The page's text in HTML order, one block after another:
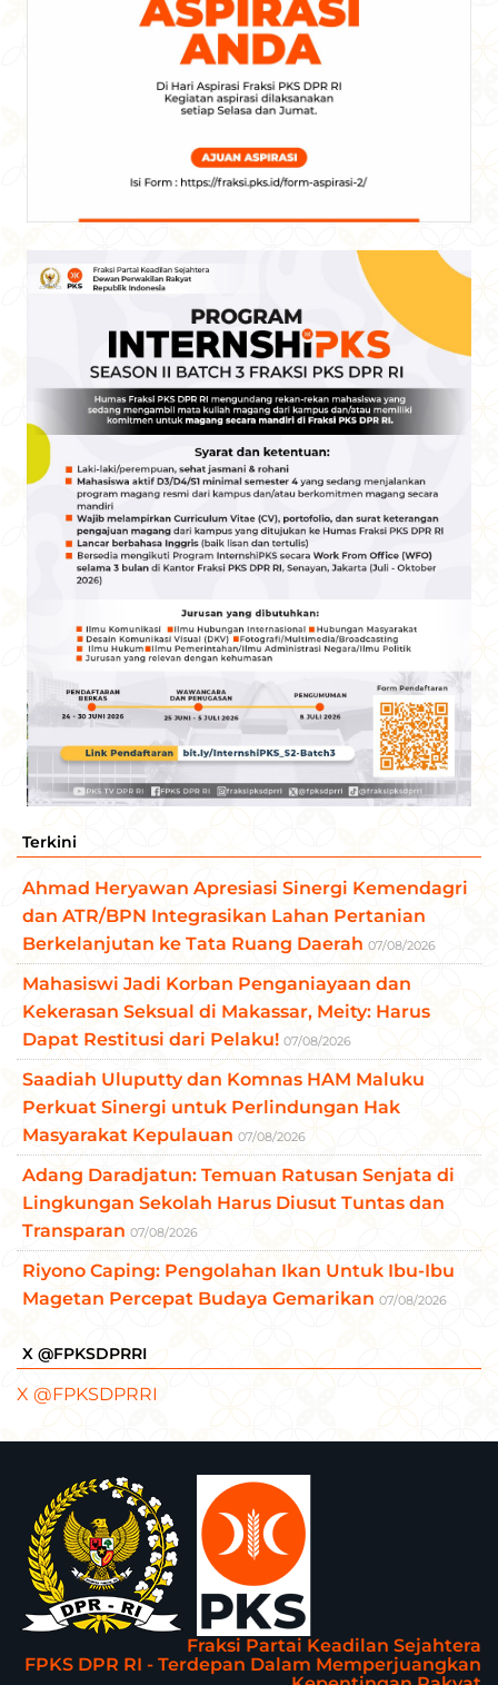
Terkini
Ahmad Heryawan Apresiasi Sinergi Kemendagri
dan ATR/BPN Integrasikan Lahan Pertanian
Berkelanjutan ke Tata Ruang Daerah 07/08/2026
Mahasiswi Jadi Korban Penganiayaan dan
Kekerasan Seksual di Makassar, Meity: Harus
Dapat Restitusi dari Pelaku! 07/08/2026
Saadiah Uluputty dan Komnas HAM Maluku
Perkuat Sinergi untuk Perlindungan Hak
Masyarakat Kepulauan 07/08/2026
Adang Daradjatun: Temuan Ratusan Senjata di
Lingkungan Sekolah Harus Diusut Tuntas dan
Transparan 07/08/2026
Riyono Caping: Pengolahan Ikan Untuk Ibu-Ibu
Magetan Percepat Budaya Gemarikan 07/08/2026
X @FPKSDPRRI
X @FPKSDPRRI
Fraksi Partai Keadilan Sejahtera
FPKS DPR RI - Terdepan Dalam Memperjuangkan